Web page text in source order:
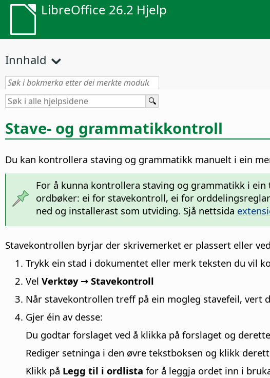
LibreOffice 26.2 Hjelp
Innhald
Stave- og grammatikkontroll
Du kan kontrollera staving og grammatikk manuelt i ein
For å kunna kontrollera staving og grammatikk i
ordbøker: ei for stavekontroll, ei for
ned og installerast som utviding. Sjå nettsida
Stavekontrollen byrjar der skrivemerket er plassert eller
Trykk ein stad i dokumentet eller merk teksten du vil
Vel Verktøy → Stavekontroll
Når stavekontrollen treff på ein mogleg stavefeil, vert
Gjer éin av desse:
Du godtar forslaget ved å klikka på forslaget og
Rediger setninga i den øvre tekstboksen og klikk
Klikk på Legg til i ordlista for å leggja ordet inn i